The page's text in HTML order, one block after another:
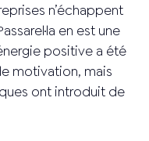
n’échappent
en est une
positive a été
motivation, mais
ont introduit de